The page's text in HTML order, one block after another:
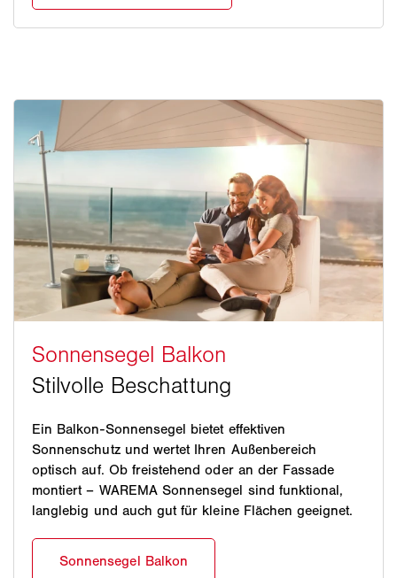
Ein Balkon-Sonnensegel bietet effektiven
Sonnenschutz und wertet Ihren Außenbereich
optisch auf. Ob freistehend oder an der Fassade
montiert – WAREMA Sonnensegel sind funktional,
langlebig und auch gut für kleine Flächen geeignet.